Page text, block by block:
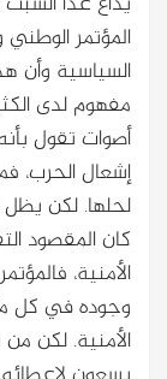
المؤتمر
السياسية وأن
مفهوم لدى
أصوات تقول
إشعال الحرب،
لحلها. لكن يظل
كان المقصود
الأمنية،
وجوده في كل
الأمنية. لكن